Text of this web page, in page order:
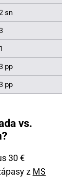
sn
pp
pp
vs.
30 €
z MS